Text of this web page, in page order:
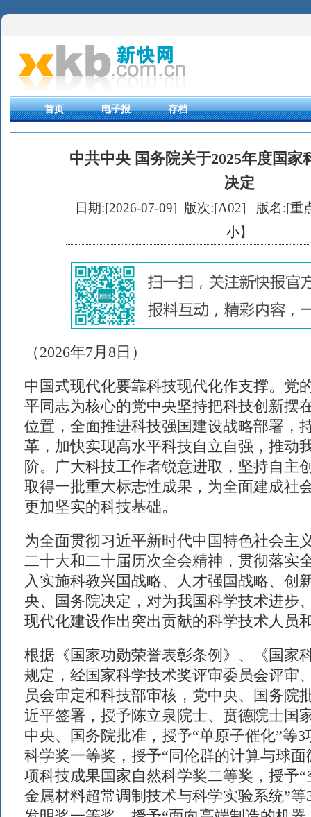
首页 电子报 存档
中共中央 国务院关于2025年度国家
决定
日期:[2026-07-09] 版次:[A02]
版名:[重
小】
（2026年7月8日）
中国式现代化要靠科技现代化作支撑。党
平同志为核心的党中央坚持把科技创新摆
位置，全面推进科技强国建设战略部署，
革，加快实现高水平科技自立自强，推动
阶。广大科技工作者锐意进取，坚持自主
取得一批重大标志性成果，为全面建成社
更加坚实的科技基础。
为全面贯彻习近平新时代中国特色社会主
二十大和二十届历次全会精神，贯彻落实
入实施科教兴国战略、人才强国战略、创
央、国务院决定，对为我国科学技术进步
现代化建设作出突出贡献的科学技术人员
根据《国家功勋荣誉表彰条例》、《国家
规定，经国家科学技术奖评审委员会评审
员会审定和科技部审核，党中央、国务院
近平签署，授予陈立泉院士、贲德院士国
中央、国务院批准，授予“单原子催化”等
科学奖一等奖，授予“同伦群的计算与球面
项科技成果国家自然科学奖二等奖，授予
金属材料超常调制技术与科学实验系统”